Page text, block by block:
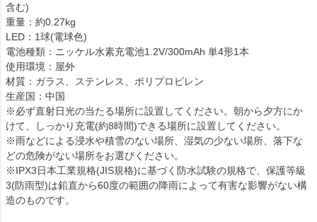
含む)
重量：約0.27kg
LED：1球(電球色)
電池種類：ニッケル水素充電池1.2V/300mAh 単4形1本
使用環境：屋外
材質：ガラス、ステンレス、ポリプロピレン
生産国：中国
※必ず直射日光の当たる場所に設置してください。朝から夕方にか
けて、しっかり充電(約8時間)できる場所に設置してください。
※雨などによる浸水や積雪のない場所、湿気の少ない場所、落下な
どの危険がない場所をお選びください。
※IPX3日本工業規格(JIS規格)に基づく防水試験の規格で、保護等級
3(防雨型)は鉛直から60度の範囲の降雨によって有害な影響がない構
造のものです。